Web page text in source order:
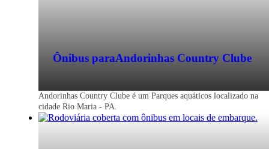
Ônibus paraAndorinhas Country Clube
Andorinhas Country Clube é um Parques aquáticos localizado na
cidade Rio Maria - PA.